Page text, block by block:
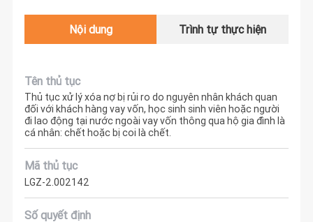
Nội dung Trình tự thực hiện
Tên thủ tục
Thủ tục xử lý xóa nợ bị rủi ro do nguyên nhân khách quan
đối với khách hàng vay vốn, học sinh sinh viên hoặc người
đi lao động tại nước ngoài vay vốn thông qua hộ gia đình là
cá nhân: chết hoặc bị coi là chết.
Mã thủ tục
LGZ-2.002142
Số quyết định